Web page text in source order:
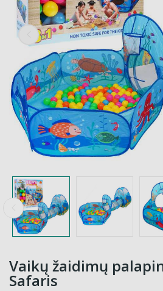
Vaikų žaidimų
Safaris